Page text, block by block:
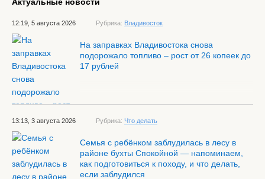
12:19, 5 августа 2026 Рубрика: Владивосток
На заправках Владивостока снова
подорожало топливо – рост от 26 копеек до
17 рублей
13:13, 3 августа 2026 Рубрика: Что делать
Семья с ребёнком заблудилась в лесу в
районе бухты Спокойной — напоминаем,
как подготовиться к походу, и что делать,
если заблудился